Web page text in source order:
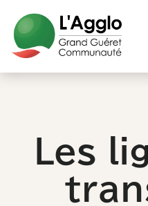
contenu
principal
menu
principal
liens
utiles
pied
page
Les